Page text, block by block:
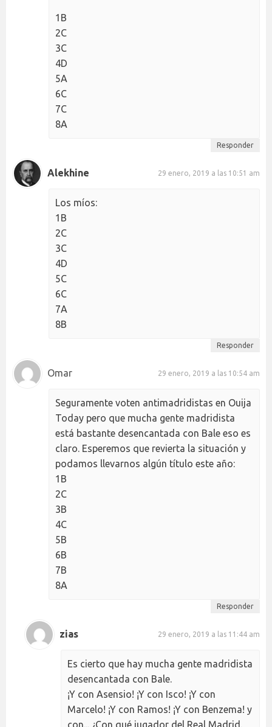
1B
2C
3C
4D
5A
6C
7C
8A
Responder
Alekhine 29 enero, 2019 a las 10:51 am
Los míos:
1B
2C
3C
4D
5C
6C
7A
8B
Responder
Omar 29 enero, 2019 a las 10:54 am
Seguramente voten antimadridistas en Ouija
Today pero que mucha gente madridista
está bastante desencantada con Bale eso es
claro. Esperemos que revierta la situación y
podamos llevarnos algún título este año:
1B
2C
3B
4C
5B
6B
7B
8A
Responder
zias 29 enero, 2019 a las 11:44 am
Es cierto que hay mucha gente madridista
desencantada con Bale.
¡Y con Asensio! ¡Y con Isco! ¡Y con
Marcelo! ¡Y con Ramos! ¡Y con Benzema! y
con... ¿Con qué jugador del Real Madrid,